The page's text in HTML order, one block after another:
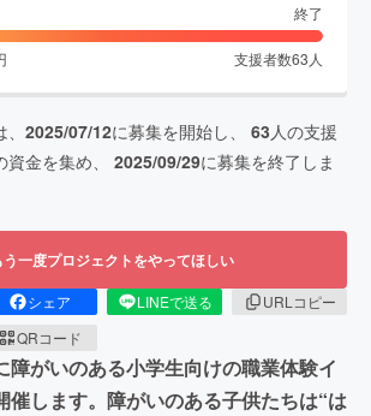
終了
支援者数63 人
2025/07/12に募集を開始し、 63 人の支援
資金を集め、 2025/09/29に募集を終了しま
う一度プロジェクトをやってほしい
シェア LINEで送る
URLコピー
QRコード
障がいのある小学生向けの職業体験イ
催します。障がいのある子供たちは“は